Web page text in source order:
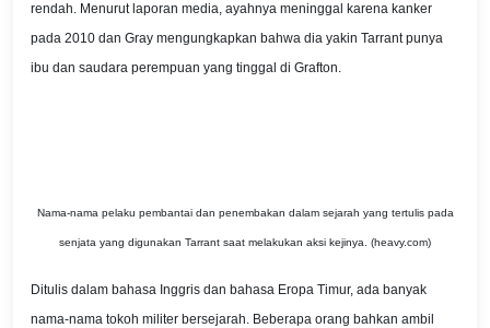
rendah. Menurut laporan media, ayahnya meninggal karena kanker
pada 2010 dan Gray mengungkapkan bahwa dia yakin Tarrant punya
ibu dan saudara perempuan yang tinggal di Grafton.
Nama-nama pelaku pembantai dan penembakan dalam sejarah yang tertulis pada
senjata yang digunakan Tarrant saat melakukan aksi kejinya. (heavy.com)
Ditulis dalam bahasa Inggris dan bahasa Eropa Timur, ada banyak
nama-nama tokoh militer bersejarah. Beberapa orang bahkan ambil